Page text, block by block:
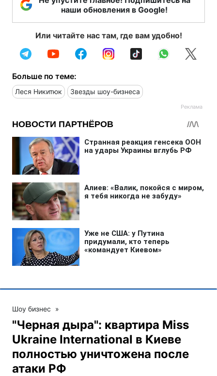
наши обновления в Google!
Или читайте нас там, где вам удобно!
Больше по теме:
Леся Никитюк Звезды шоу-бизнеса
Шоу бизнес »
"Черная дыра": квартира Miss
Ukraine International в Киеве
полностью уничтожена после
атаки РФ